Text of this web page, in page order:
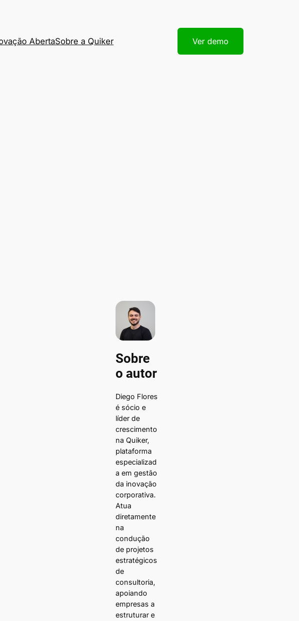
AbertaSobre a Quiker Ver demo
Sobre
o autor
Diego Flores
é sócio e
líder de
crescimento
na Quiker,
plataforma
especializad
a em gestão
da inovação
corporativa.
Atua
diretamente
na
condução
de projetos
estratégicos
de
consultoria,
apoiando
empresas a
estruturar e